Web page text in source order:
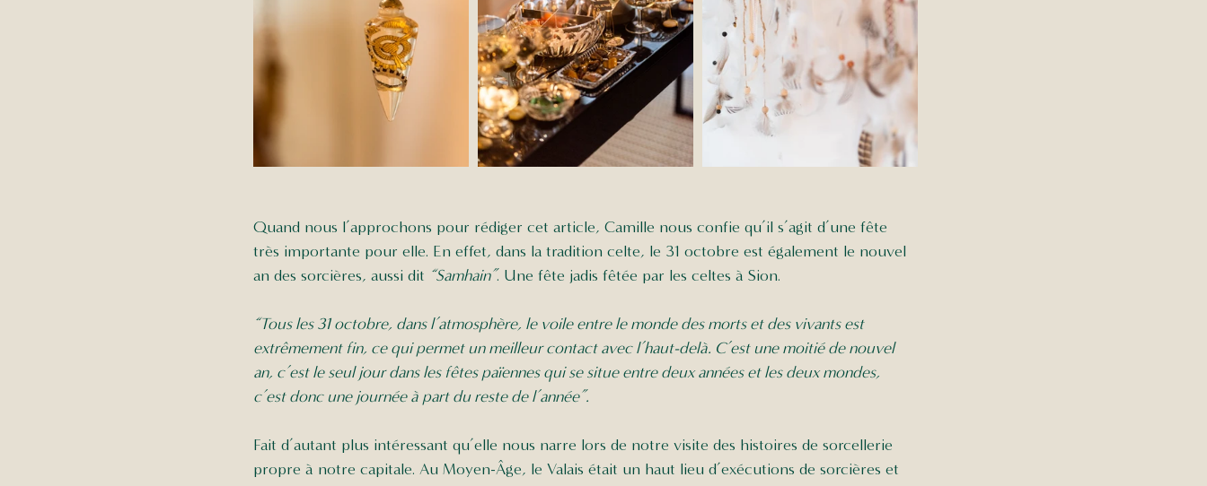
Quand nous l’approchons pour rédiger cet article, Camille nous confie qu’il s’agit d’une fête
très importante pour elle. En effet, dans la tradition celte, le 31 octobre est également le nouvel
an des sorcières, aussi dit “Samhain”. Une fête jadis fêtée par les celtes à Sion.
“Tous les 31 octobre, dans l’atmosphère, le voile entre le monde des morts et des vivants est
extrêmement fin, ce qui permet un meilleur contact avec l’haut-delà. C’est une moitié de nouvel
an, c’est le seul jour dans les fêtes païennes qui se situe entre deux années et les deux mondes,
c’est donc une journée à part du reste de l’année”.
Fait d’autant plus intéressant qu’elle nous narre lors de notre visite des histoires de sorcellerie
propre à notre capitale. Au Moyen-Âge, le Valais était un haut lieu d’exécutions de sorcières et